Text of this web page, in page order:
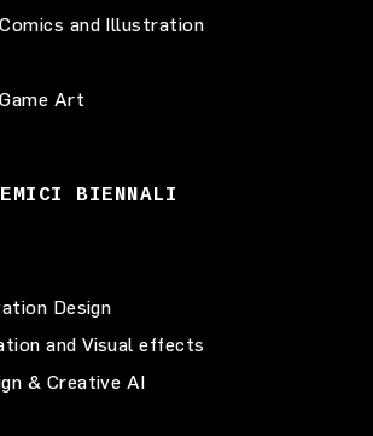
and Illustration
Art
BIENNALI
Design
and Visual effects
& Creative AI